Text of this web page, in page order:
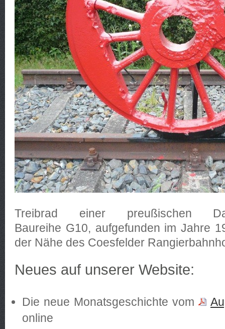
Treibrad einer preußischen
Baureihe G10, aufgefunden im Jahre
der Nähe des Coesfelder
Neues auf unserer Website:
Die neue Monatsgeschichte vom
online